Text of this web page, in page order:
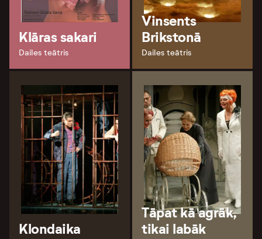
Klāras sakari
Dailes teātris
Vinsents
Brikstonā
Dailes teātris
Klondaika
Tāpat kā agrāk,
tikai labāk